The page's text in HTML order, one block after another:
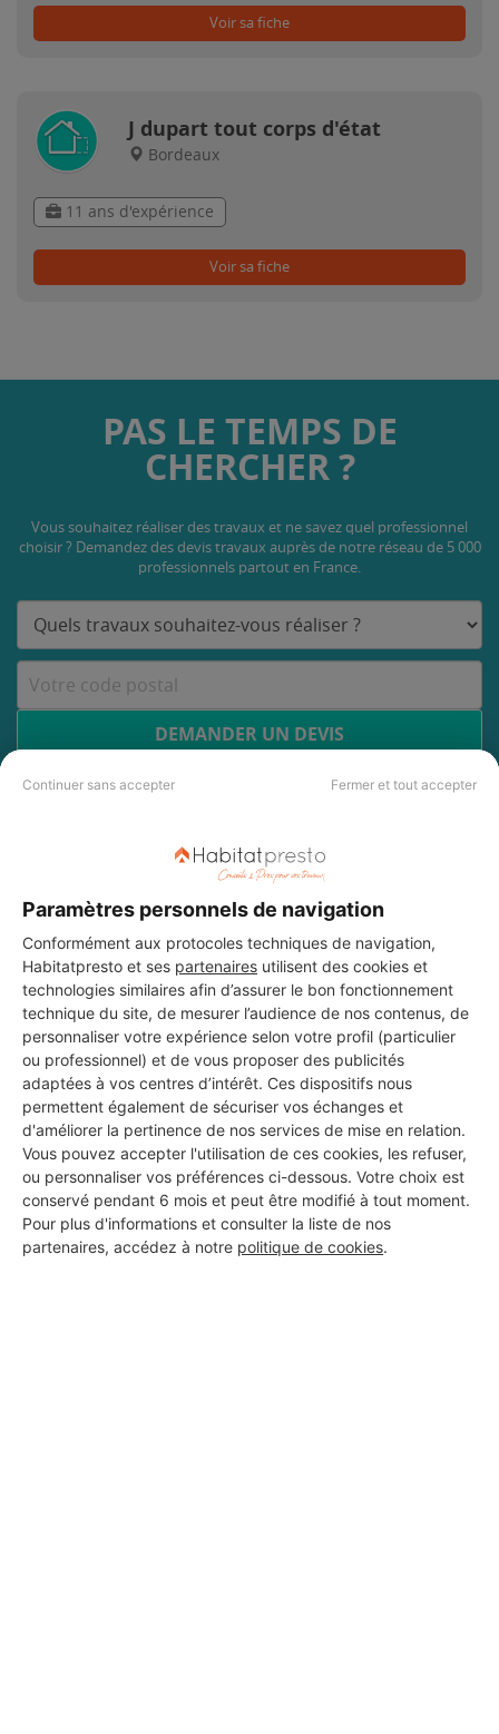
Continuer sans accepter Fermer et tout accepter
Paramètres personnels de navigation
Conformément aux protocoles techniques de navigation,
Habitatpresto et ses partenaires utilisent des cookies et
technologies similaires afin d’assurer le bon fonctionnement
technique du site, de mesurer l’audience de nos contenus, de
personnaliser votre expérience selon votre profil (particulier
ou professionnel) et de vous proposer des publicités
adaptées à vos centres d’intérêt. Ces dispositifs nous
permettent également de sécuriser vos échanges et
d'améliorer la pertinence de nos services de mise en relation.
Vous pouvez accepter l'utilisation de ces cookies, les refuser,
ou personnaliser vos préférences ci-dessous. Votre choix est
conservé pendant 6 mois et peut être modifié à tout moment.
Pour plus d'informations et consulter la liste de nos
partenaires, accédez à notre politique de cookies.
Voir sa fiche
J dupart tout corps d'état
Bordeaux
11 ans d'expérience
Voir sa fiche
PAS LE TEMPS DE
CHERCHER ?
Vous souhaitez réaliser des travaux et ne savez quel professionnel
choisir ? Demandez des devis travaux auprès de notre réseau de 5 000
professionnels partout en France.
DEMANDER UN DEVIS
Les 2 autres Installateurs
d'alarmes pour vos travaux à
Cadaujac
D2L MULTISERVICES
Cadaujac
8 ans d'expérience
Voir sa fiche
Asly Platrerie Gironde